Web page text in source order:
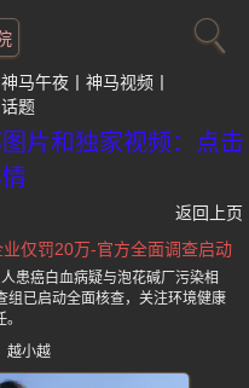
神马午夜
神马视频
题
片和独家视频：点击
返回上页
仅罚20万-官方全面调查启动
患癌白血病疑与泡花碱厂污染相
组已启动全面核查，关注环境健康
越小越